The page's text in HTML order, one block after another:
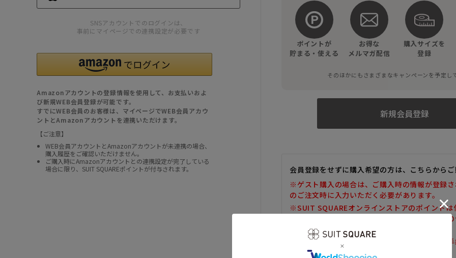
SNSアカウントでのログインは、
事前にマイページでの連携設定が必要です
Amazonアカウントの登録情報を使用して、お支払いおよ
び新規WEB会員登録が可能です。
すでにWEB会員のお客様は、マイページでWEB会員アカウ
ントとAmazonアカウントを連携いただけます。
【ご注意】
WEB会員アカウントとAmazonアカウントが未連携の場合、
購入履歴をご確認いただけません。
ご購入時にAmazonアカウントとの連携設定が完了している
場合に限り、SUIT SQUAREポイントが付与されます。
ポイントが
貯まる・使える
お得な
メルマガ配信
購入サイズを
登録
そのほかにもさまざまなキャンペーンを予定し
新規会員登録
会員登録をせずに購入希望の方は、こちらからご
※ゲスト購入の場合は、ご購入時の情報が登録
のご注文時に入力いただく必要があります。
※SUIT SQUAREオンラインストアのポイントは
また、ゲスト購入後の会員情報統合・ポイント
しかねます。
※購入履歴の確認、領収書の発行、キャンセル
だけません。